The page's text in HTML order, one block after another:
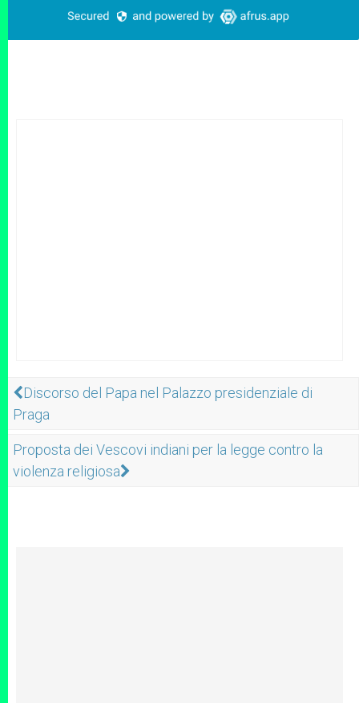
Discorso del Papa nel Palazzo presidenziale di
Praga
Proposta dei Vescovi indiani per la legge contro la
violenza religiosa